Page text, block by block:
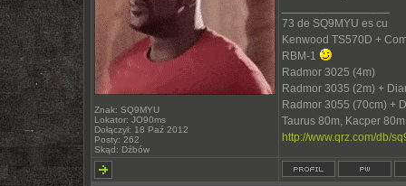
Znak: SQ9MYU
Lokator: JO90ms
Dołączył: 18 Paź 2012
Posty: 262
Skąd: Dźbów
73 de SQ9MYU es cu
Kenwood TS570D +
RBM-1
Radmor 3025 (4m)
Radmor 3035 (2m) +
Radmor 3055 (70cm) +
Taurus 80m, Kacper
http://www.qrz.com/db/